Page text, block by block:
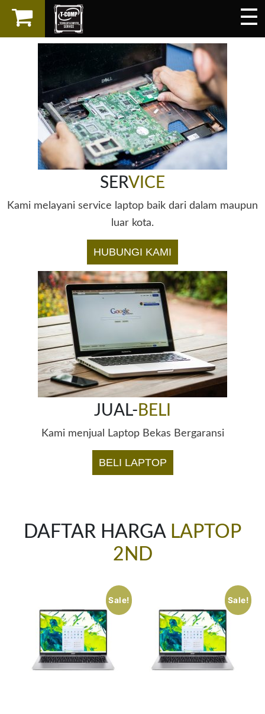
☰
×
LAPTOP
SPAREPART
AKSESORIS
SERVICES
SERVICE
Kami melayani service laptop baik dari dalam maupun
luar kota.
HUBUNGI KAMI
JUAL- BELI
Kami menjual Laptop Bekas Bergaransi
BELI LAPTOP
DAFTAR HARGA LAPTOP
2ND
Sale! Sale!